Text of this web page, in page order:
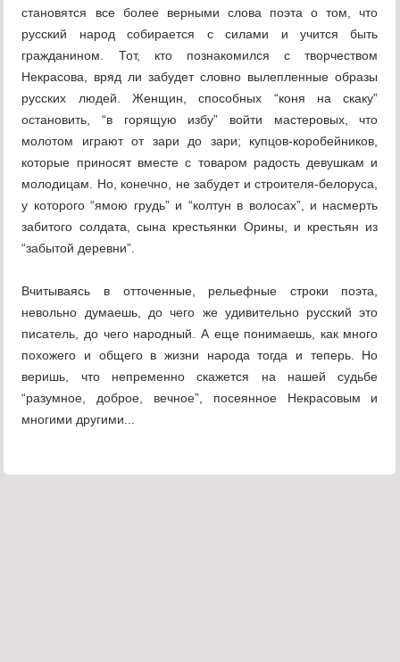
становятся все более верными слова поэта о том, что
русский народ собирается с силами и учится быть
гражданином. Тот, кто познакомился с творчеством
Некрасова, вряд ли забудет словно вылепленные образы
русских людей. Женщин, способных “коня на скаку”
остановить, “в горящую избу” войти мастеровых, что
молотом играют от зари до зари; купцов-коробейников,
которые приносят вместе с товаром радость девушкам и
молодицам. Но, конечно, не забудет и строителя-белоруса,
у которого “ямою грудь” и “колтун в волосах”, и насмерть
забитого солдата, сына крестьянки Орины, и крестьян из
“забытой деревни”.
Вчитываясь в отточенные, рельефные строки поэта,
невольно думаешь, до чего же удивительно русский это
писатель, до чего народный. А еще понимаешь, как много
похожего и общего в жизни народа тогда и теперь. Но
веришь, что непременно скажется на нашей судьбе
“разумное, доброе, вечное”, посеянное Некрасовым и
многими другими...